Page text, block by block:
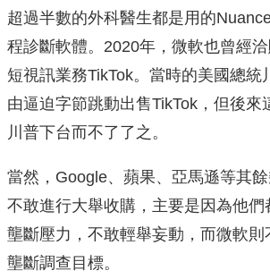
超過半數的外科醫生都是用的
程診斷軟體。2020年，微軟也曾經
短視訊業務TikTok。當時的美國總統
由逼迫字節跳動出售TikTok，但後來
川普下台而不了了之。
當然，Google、蘋果、亞馬遜等其
不敢進行大舉收購，主要是因為他們
壟斷壓力，不敢輕舉妄動，而微軟則
壟斷調查目標。